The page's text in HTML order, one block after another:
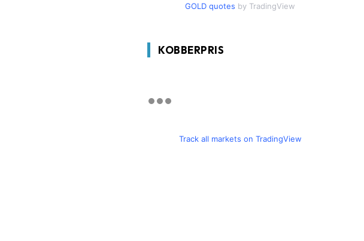
GOLD quotes by TradingView
KOBBERPRIS
Track all markets on TradingView